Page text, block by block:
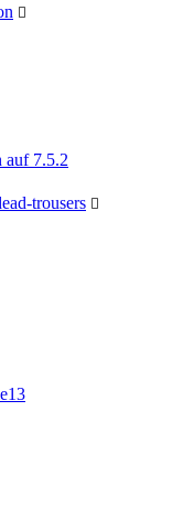
auf 7.5.2
trousers